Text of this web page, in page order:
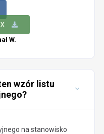
W.
wzór listu
na stanowisko